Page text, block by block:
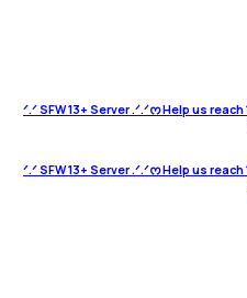
.ᐟ.ᐟ SFW 13+ Server .ᐟ.ᐟᰔ Help us
.ᐟ.ᐟ SFW 13+ Server .ᐟ.ᐟᰔ Help us